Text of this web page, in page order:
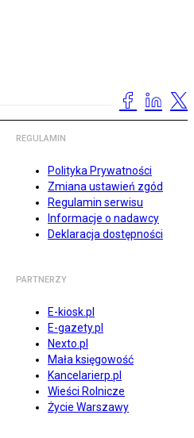
REGULAMIN
Polityka Prywatności
Zmiana ustawień zgód
Regulamin serwisu
Informacje o nadawcy
Deklaracja dostępności
PARTNERZY
E-kiosk.pl
E-gazety.pl
Nexto.pl
Mała księgowość
Kancelarierp.pl
Wieści Rolnicze
Życie Warszawy